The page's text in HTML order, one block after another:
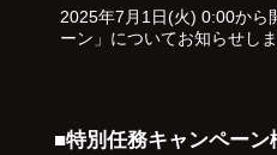
2025年7月1日(火) 0:00から
ーン」についてお知らせしま
■特別任務キャンペーン